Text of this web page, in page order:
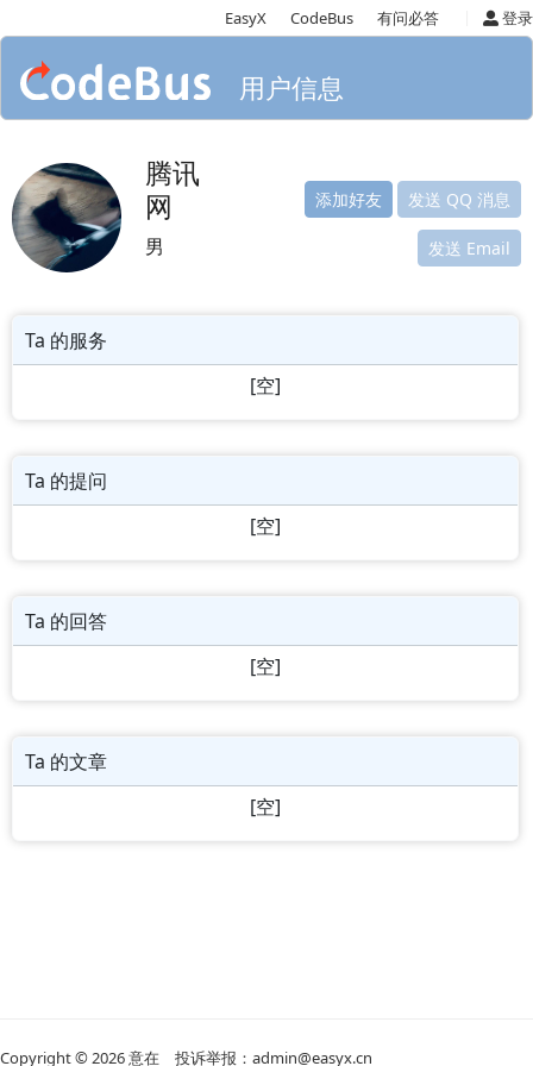
EasyX CodeBus 有问必答 登录
用户信息
腾讯
网
男
添加好友 发送 QQ 消息
发送 Email
Ta 的服务
[空]
Ta 的提问
[空]
Ta 的回答
[空]
Ta 的文章
[空]
Copyright © 2026意在 投诉举报：admin@easyx.cn